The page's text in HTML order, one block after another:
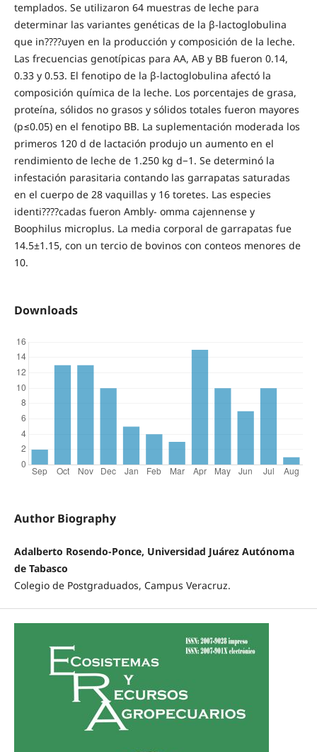
templados. Se utilizaron 64 muestras de leche para
determinar las variantes genéticas de la β-lactoglobulina
que in????uyen en la producción y composición de la leche.
Las frecuencias genotípicas para AA, AB y BB fueron 0.14,
0.33 y 0.53. El fenotipo de la β-lactoglobulina afectó la
composición química de la leche. Los porcentajes de grasa,
proteína, sólidos no grasos y sólidos totales fueron mayores
(p≤0.05) en el fenotipo BB. La suplementación moderada los
primeros 120 d de lactación produjo un aumento en el
rendimiento de leche de 1.250 kg d−1. Se determinó la
infestación parasitaria contando las garrapatas saturadas
en el cuerpo de 28 vaquillas y 16 toretes. Las especies
identi????cadas fueron Ambly- omma cajennense y
Boophilus microplus. La media corporal de garrapatas fue
14.5±1.15, con un tercio de bovinos con conteos menores de
10.
Downloads
Author Biography
Adalberto Rosendo-Ponce, Universidad Juárez Autónoma
de Tabasco
Colegio de Postgraduados, Campus Veracruz.